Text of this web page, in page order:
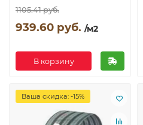
1105.41 руб.
939.60 руб. /м2
В корзину
Ваша скидка: -15%